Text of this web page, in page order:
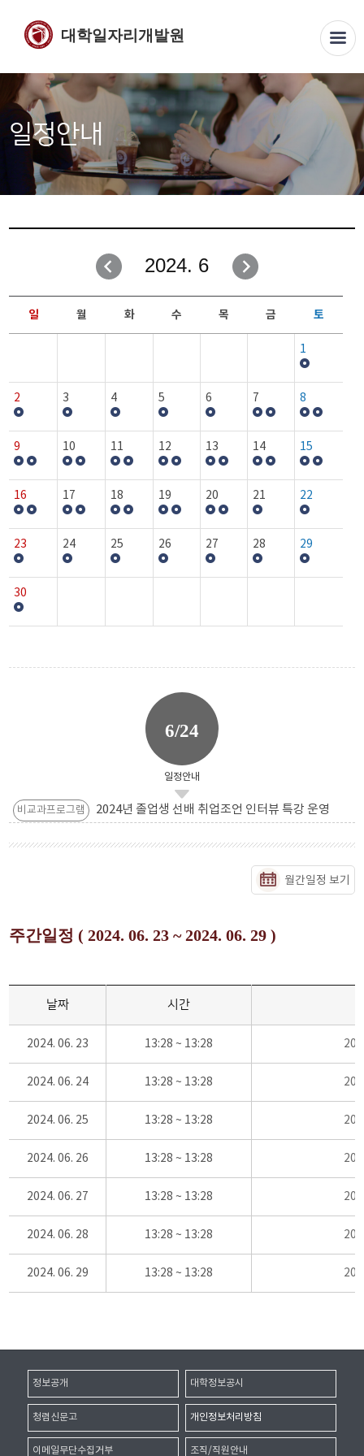
대학일자리개발원
일정안내
2024. 6
일 월 화 수 목 금 토
1
2 3 4 5 6 7 8
9 10 11 12 13 14 15
16 17 18 19 20 21 22
23 24 25 26 27 28 29
30
6/24
일정안내
비교과프로그램 2024년 졸업생 선배 취업조언 인터뷰 특강 운영
월간일정 보기
주간일정 ( 2024. 06. 23 ~ 2024. 06. 29 )
날짜 시간
2024. 06. 23 13:28 ~ 13:28
2024. 06. 24 13:28 ~ 13:28
2024. 06. 25 13:28 ~ 13:28
2024. 06. 26 13:28 ~ 13:28
2024. 06. 27 13:28 ~ 13:28
2024. 06. 28 13:28 ~ 13:28
2024. 06. 29 13:28 ~ 13:28
정보공개 대학정보공시
청렴신문고 개인정보처리방침
이메일무단수집거부 조직/직원안내